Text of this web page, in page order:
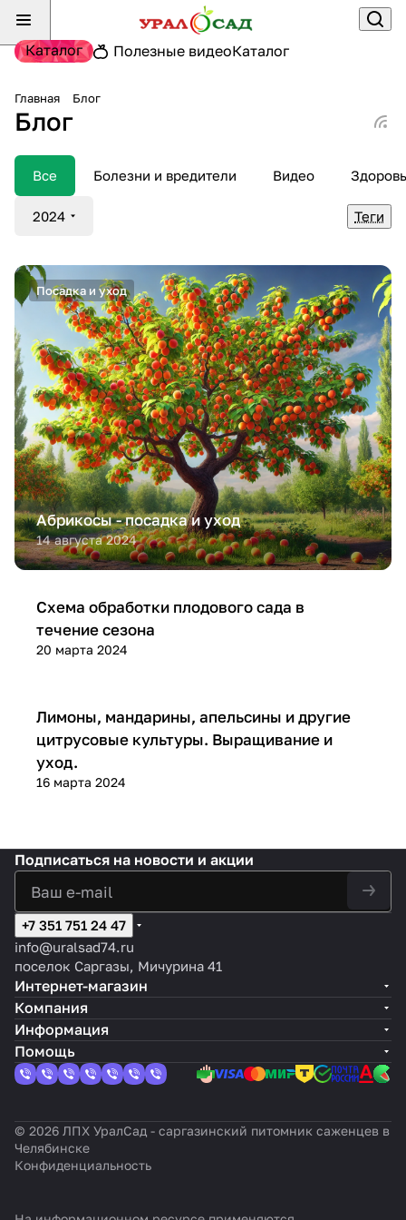
Каталог Полезные видеоКаталог
Главная Блог
Блог
Все Болезни и вредители Видео
2024 Теги
Посадка и уход
14 августа 2024
Абрикосы - посадка и уход
Посадка и уход
20 марта 2024
Схема обработки плодового сада в
течение сезона
Посадка и уход
16 марта 2024
Лимоны, мандарины, апельсины и другие
цитрусовые культуры. Выращивание и
уход.
Подписаться на новости и акции
+7 351 751 24 47
info@uralsad74.ru
поселок Саргазы, Мичурина 41
Интернет-магазин
Компания
Информация
Помощь
© 2026 ЛПХ УралСад - саргазинский питомник саженцев в
Челябинске
Конфиденциальность